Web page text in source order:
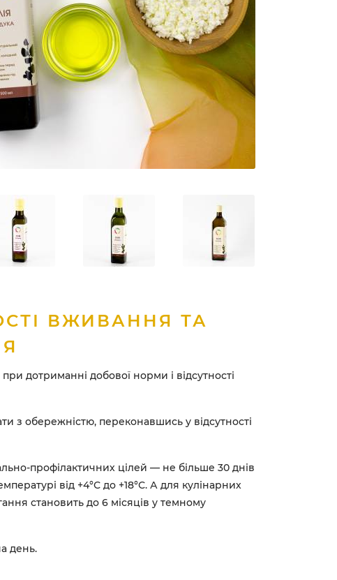
ВЖИВАННЯ ТА
дотриманні добової норми і відсутності
з обережністю, переконавшись у відсутності
профілактичних цілей — не більше 30 днів
від +4°С до +18°С. А для кулінарних
становить до 6 місяців у темному
день.